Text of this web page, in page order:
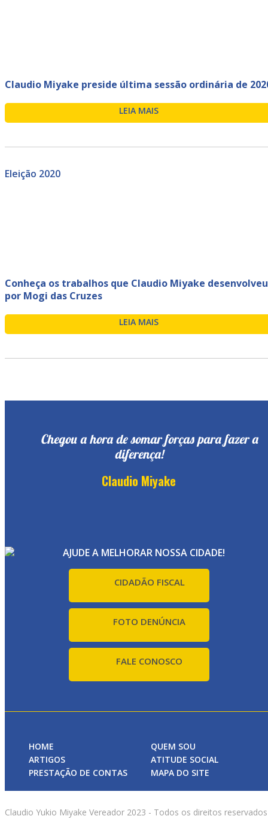
Claudio Miyake preside última sessão ordinária de
LEIA MAIS
Eleição 2020
Conheça os trabalhos que Claudio Miyake desenvolveu
por Mogi das Cruzes
LEIA MAIS
Chegou a hora de somar forças para fazer a
diferença!
Claudio Miyake
AJUDE A MELHORAR NOSSA CIDADE!
CIDADÃO FISCAL
FOTO DENÚNCIA
FALE CONOSCO
HOME
QUEM SOU
ARTIGOS
ATITUDE SOCIAL
PRESTAÇÃO DE CONTAS
MAPA DO SITE
Claudio Yukio Miyake Vereador 2023 - Todos os direitos reservados